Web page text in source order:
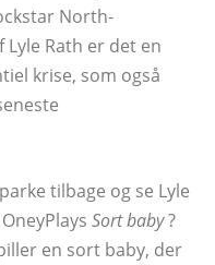
North-
Rath er det en
krise, som også
tilbage og se Lyle
Sort baby?
en sort baby, der